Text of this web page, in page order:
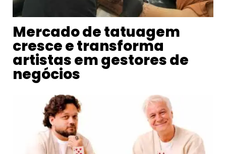
Mercado de tatuagem
cresce e transforma
artistas em gestores de
negócios